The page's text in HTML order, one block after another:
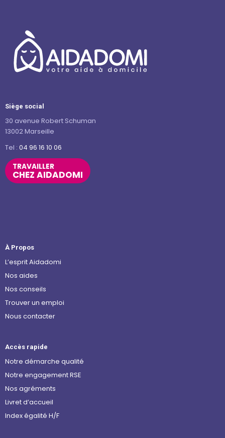
Siège social
30 avenue Robert Schuman
13002 Marseille
Tel : 04 96 16 10 06
TRAVAILLER
CHEZ AIDADOMI
À Propos
L’esprit Aidadomi
Nos aides
Nos conseils
Trouver un emploi
Nous contacter
Accès rapide
Notre démarche qualité
Notre engagement RSE
Nos agréments
Livret d’accueil
Index égalité H/F